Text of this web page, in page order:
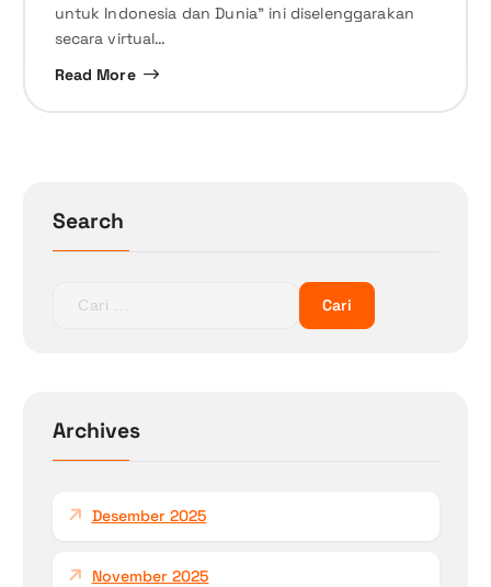
untuk Indonesia dan Dunia” ini diselenggarakan
secara virtual…
Read More
Search
n
tArchives
Desember 2025
November 2025